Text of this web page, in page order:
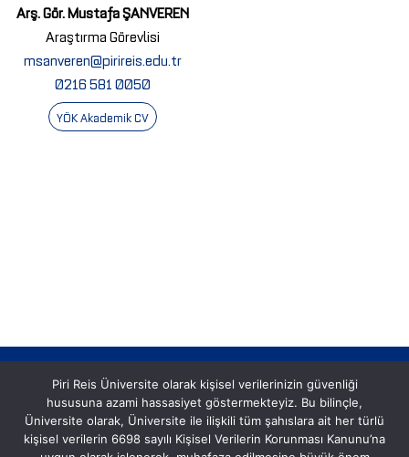
Arş. Gör. Mustafa ŞANVEREN
Araştırma Görevlisi
msanveren@pirireis.edu.tr
0216 581 0050
YÖK Akademik CV
Piri Reis Üniversite olarak kişisel verilerinizin güvenliği
hususuna azami hassasiyet göstermekteyiz. Bu bilinçle,
Üniversite olarak, Üniversite ile ilişkili tüm şahıslara ait her türlü
kişisel verilerin 6698 sayılı Kişisel Verilerin Korunması Kanunu’na